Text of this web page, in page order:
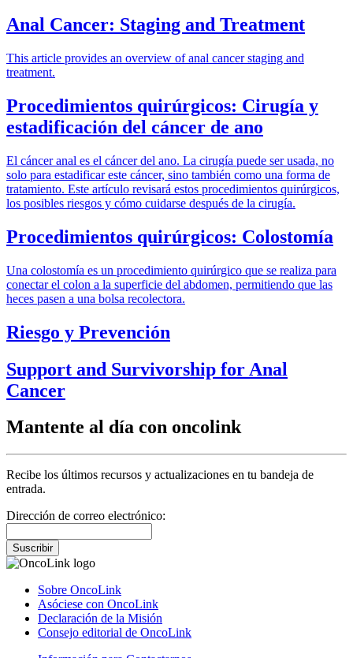
Anal Cancer: Staging and Treatment
This article provides an overview of anal cancer staging and
treatment.
Procedimientos quirúrgicos: Cirugía y
estadificación del cáncer de ano
El cáncer anal es el cáncer del ano. La cirugía puede ser usada, no
solo para estadificar este cáncer, sino también como una forma de
tratamiento. Este artículo revisará estos procedimientos quirúrgicos,
los posibles riesgos y cómo cuidarse después de la cirugía.
Procedimientos quirúrgicos: Colostomía
Una colostomía es un procedimiento quirúrgico que se realiza para
conectar el colon a la superficie del abdomen, permitiendo que las
heces pasen a una bolsa recolectora.
Riesgo y Prevención
Support and Survivorship for Anal
Cancer
Mantente al día con oncolink
Recibe los últimos recursos y actualizaciones en tu bandeja de
entrada.
Dirección de correo electrónico:
Suscribir
Sobre OncoLink
Asóciese con OncoLink
Declaración de la Misión
Consejo editorial de OncoLink